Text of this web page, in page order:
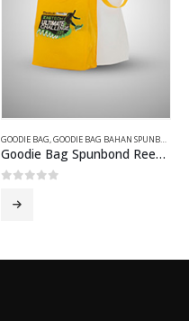
GOODIE BAG,GOODIE BAG BAHAN SPUNBOND
Goodie Bag Spunbond Reebok Zigtech